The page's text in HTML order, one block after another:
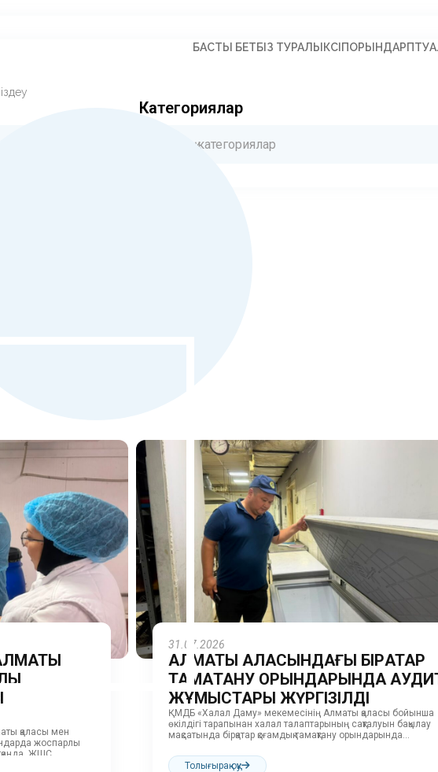
БАСТЫ БЕТБІЗ ТУРАЛЫ КӘСІПОРЫНДАР
Категориялар
Барлық категориялар
қаласы мен
жоспарлы
ЖШС
31.07.2026
АЛМАТЫ ҚАЛАСЫНДАҒЫ БІРҚАТАР
ТАМАҚТАНУ ОРЫНДАРЫНДА
ЖҰМЫСТАРЫ ЖҮРГІЗІЛДІ
ҚМДБ «Халал Даму» мекемесінің Алматы қаласы бойынша
өкілдігі тарапынан халал талаптарының сақталуын бақылау
мақсатында бірқатар қоғамдық тамақтану орындарында
Толығырақ оқу